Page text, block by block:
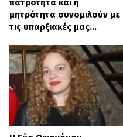
ΑΠΟ ΤΙΣ ΕΞΙ…
πατρότητα και η
μητρότητα συνομιλούν με
τις υπαρξιακές μας…